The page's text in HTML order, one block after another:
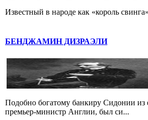
Известный в народе как «король
БЕНДЖАМИН ДИЗРАЭЛИ
Подобно богатому банкиру Сидонии
премьер-министр Англии, был си...